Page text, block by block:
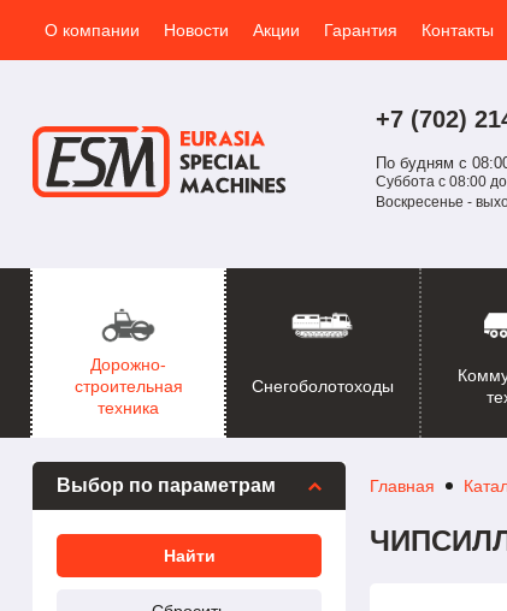
О компании Новости Акции Гарантия Контакты
+7 (702)
По будням с
Суббота с 08:00
Воскресенье -
Дорожно-
строительная
техника
Снегоболотоходы
Выбор по параметрам Главная